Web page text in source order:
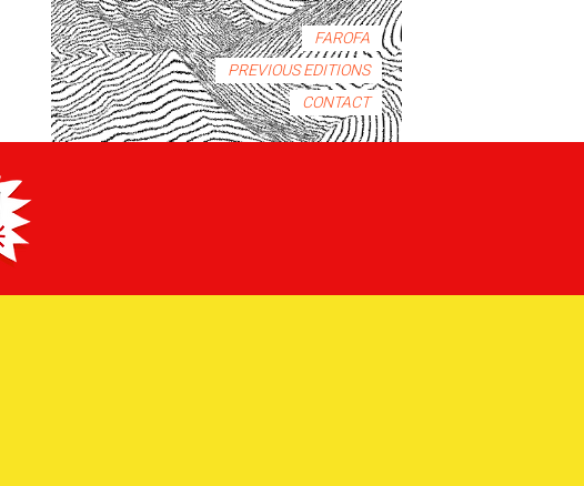
FAROFA
PREVIOUS EDITIONS
CONTACT